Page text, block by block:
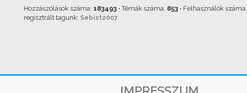
Hozzászólások száma: 183493 • Témák száma: 853 • Felhasználók száma:
regisztrált tagunk: Sebist2007